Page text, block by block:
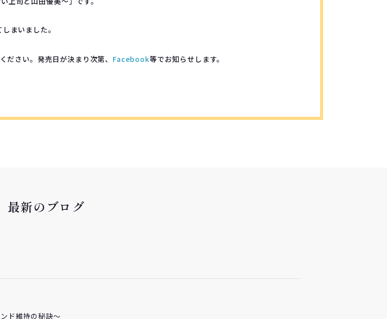
まいました。
ださい。発売日が決まり次第、 Facebook等でお知らせします。
最新のブログ
ド維持の秘訣～